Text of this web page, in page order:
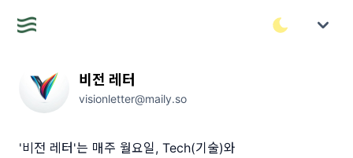
비전 레터
visionletter@maily.so
'비전 레터'는 매주 월요일, Tech(기술)와